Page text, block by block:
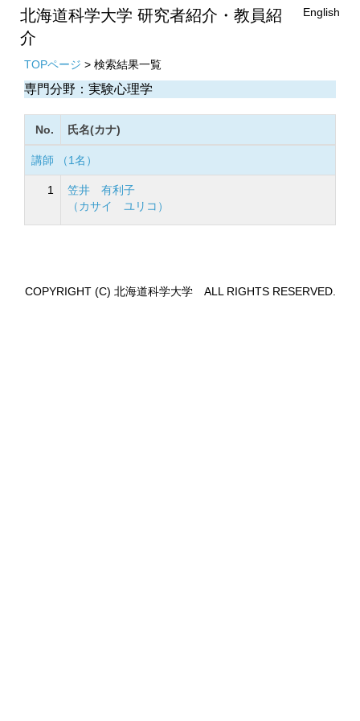
北海道科学大学 研究者紹介・教員紹
介
English
TOPページ > 検索結果一覧
専門分野：実験心理学
No. 氏名(カナ)
講師 （1名）
1
笠井 有利子
（カサイ ユリコ）
COPYRIGHT (C) 北海道科学大学 ALL RIGHTS RESERVED.